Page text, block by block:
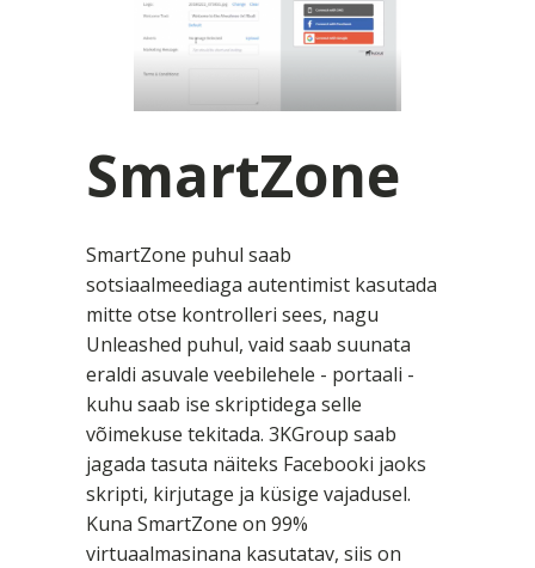
SmartZone
SmartZone puhul saab
sotsiaalmeediaga autentimist kasutada
mitte otse kontrolleri sees, nagu
Unleashed puhul, vaid saab suunata
eraldi asuvale veebilehele - portaali -
kuhu saab ise skriptidega selle
võimekuse tekitada. 3KGroup saab
jagada tasuta näiteks Facebooki jaoks
skripti, kirjutage ja küsige vajadusel.
Kuna SmartZone on 99%
virtuaalmasinana kasutatav, siis on